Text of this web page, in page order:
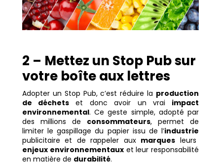
2 – Mettez un Stop Pub sur
votre boîte aux lettres
Adopter un Stop Pub, c’est réduire la production
de déchets et donc avoir un vrai impact
environnemental. Ce geste simple, adopté par
des millions de consommateurs, permet de
limiter le gaspillage du papier issu de l’industrie
publicitaire et de rappeler aux marques leurs
enjeux environnementauxet leur responsabilité
en matière de durabilité.